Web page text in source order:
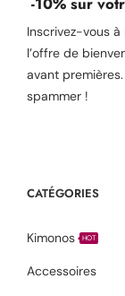
Inscrivez-vous
l’offre de
avant
spammer !
CATÉGORIES
Kimonos HOT
Accessoires